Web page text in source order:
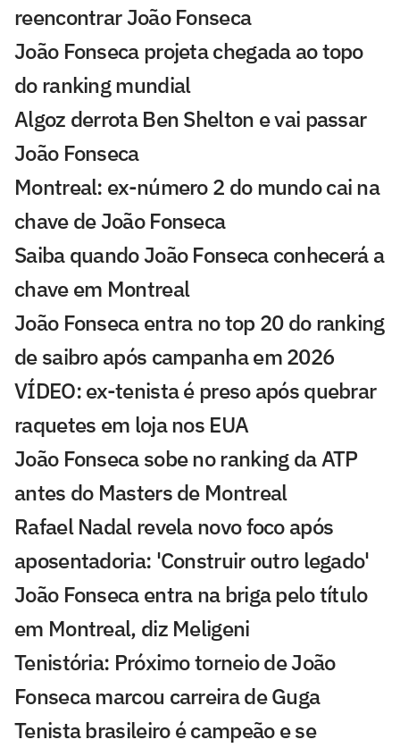
reencontrar João Fonseca
João Fonseca projeta chegada ao topo
do ranking mundial
Algoz derrota Ben Shelton e vai passar
João Fonseca
Montreal: ex-número 2 do mundo cai na
chave de João Fonseca
Saiba quando João Fonseca conhecerá a
chave em Montreal
João Fonseca entra no top 20 do ranking
de saibro após campanha em 2026
VÍDEO: ex-tenista é preso após quebrar
raquetes em loja nos EUA
João Fonseca sobe no ranking da ATP
antes do Masters de Montreal
Rafael Nadal revela novo foco após
aposentadoria: 'Construir outro legado'
João Fonseca entra na briga pelo título
em Montreal, diz Meligeni
Tenistória: Próximo torneio de João
Fonseca marcou carreira de Guga
Tenista brasileiro é campeão e se